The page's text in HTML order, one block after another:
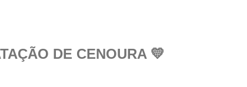
DE CENOURA 💛